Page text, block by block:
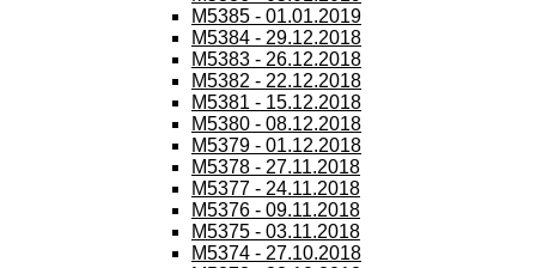
M5385 - 01.01.2019
M5384 - 29.12.2018
M5383 - 26.12.2018
M5382 - 22.12.2018
M5381 - 15.12.2018
M5380 - 08.12.2018
M5379 - 01.12.2018
M5378 - 27.11.2018
M5377 - 24.11.2018
M5376 - 09.11.2018
M5375 - 03.11.2018
M5374 - 27.10.2018